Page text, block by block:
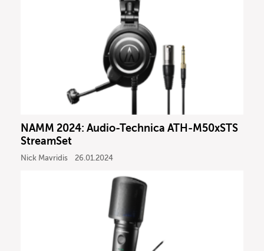
NAMM 2024: Audio-Technica ATH-M50xSTS
StreamSet
Nick Mavridis 26.01.2024